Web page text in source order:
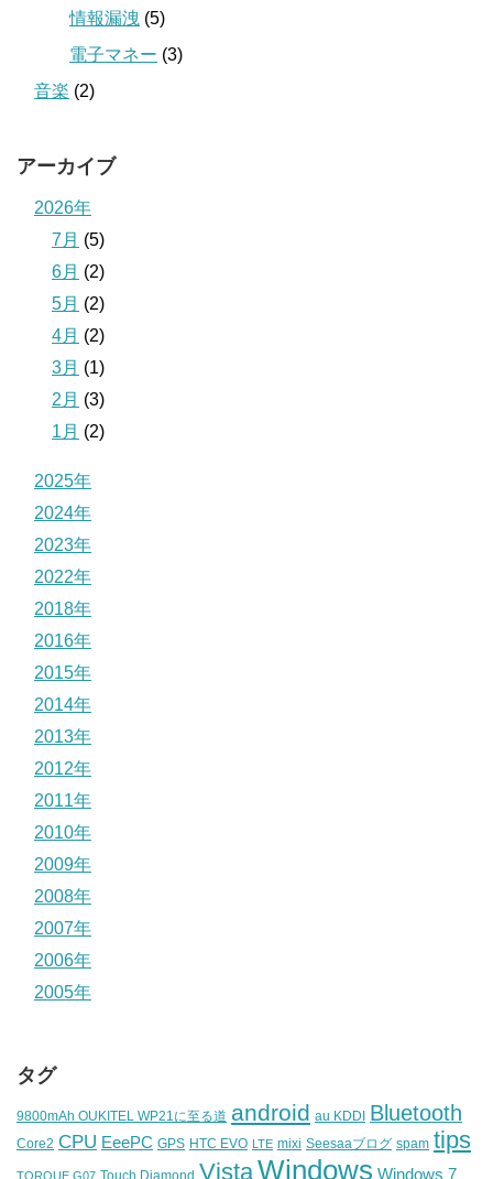
情報漏洩 (5)
電子マネー (3)
音楽 (2)
アーカイブ
2026年
7月 (5)
6月 (2)
5月 (2)
4月 (2)
3月 (1)
2月 (3)
1月 (2)
2025年
2024年
2023年
2022年
2018年
2016年
2015年
2014年
2013年
2012年
2011年
2010年
2009年
2008年
2007年
2006年
2005年
タグ
9800mAh OUKITEL WP21に至る道 android au KDDI Bluetooth
Core2 CPU EeePC GPS HTC EVO LTE mixi Seesaaブログ spam tips
TORQUE G07 Touch Diamond VistaWindows Windows 7